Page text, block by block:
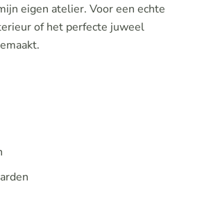
eigen atelier. Voor een echte
of het perfecte juweel